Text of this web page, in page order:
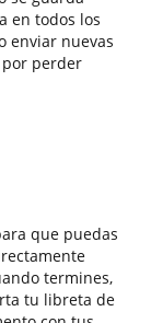
en todos los
enviar nuevas
perder
que puedas
termines,
tu libreta de